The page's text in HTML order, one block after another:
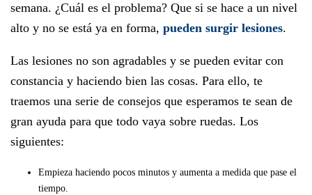
semana. ¿Cuál es el problema? Que si se hace a un nivel
alto y no se está ya en forma, pueden surgir lesiones.
Las lesiones no son agradables y se pueden evitar con
constancia y haciendo bien las cosas. Para ello, te
traemos una serie de consejos que esperamos te sean de
gran ayuda para que todo vaya sobre ruedas. Los
siguientes:
Empieza haciendo pocos minutos y aumenta a medida que pase el
tiempo.